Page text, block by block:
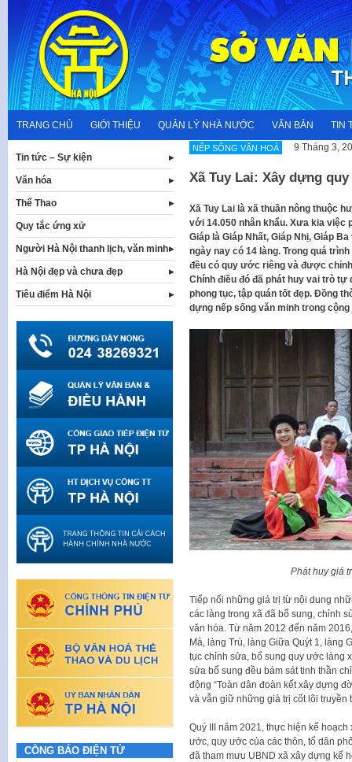
content
TRANG CHỦ GIỚI THIỆU QUẢN LÝ NHÀ NƯỚC VĂN BẢN TIN
NẾP SỐNG VĂN HOÁ 9 Tháng 3,
Xã Tuy Lai: Xây dựng
Xã Tuy Lai là xã thuần nông thuộc
với 14.050 nhân khẩu. Xưa kia việc
Giáp là Giáp Nhất, Giáp Nhị, Giáp
ngày nay có 14 làng. Trong quá
đều có quy ước riêng và được
Chính điều đó đã phát huy vai trò
phong tục, tập quán tốt đẹp. Đồng
dựng nếp sống văn minh trong cộng
Phát huy giá
Tiếp nối những giá trị từ nội dung
các làng trong xã đã bổ sung, chỉnh
văn hóa. Từ năm 2012 đến năm
Mả, làng Trù, làng Giữa Quýt 1, làng
tục chỉnh sửa, bổ sung quy ước làng
sửa bổ sung đều bám sát tinh thần
động “Toàn dân đoàn kết xây dựng
và vẫn giữ những giá trị cốt lõi truyền
Quý III năm 2021, thực hiện kế
ước, quy ước của các thôn, tổ dân
đã tham mưu UBND xã xây dựng kế
Tin tức – Sự kiện
Văn hóa
Thể Thao
Quy tắc ứng xử
Người Hà Nội thanh lịch, văn minh
Hà Nội đẹp và chưa đẹp
Tiêu điểm Hà Nội
CÔNG BÁO ĐIỆN TỬ